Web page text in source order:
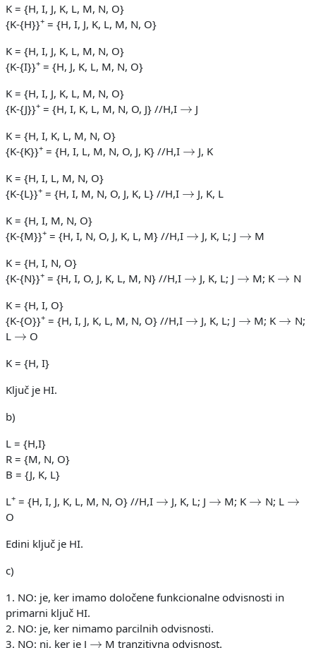
K = {H, I, J, K, L, M, N, O}
{K-{H}}+ = {H, I, J, K, L, M, N, O}
K = {H, I, J, K, L, M, N, O}
{K-{I}}+ = {H, J, K, L, M, N, O}
K = {H, I, J, K, L, M, N, O}
{K-{J}}+ = {H, I, K, L, M, N, O, J} //H,I
J
K = {H, I, K, L, M, N, O}
{K-{K}}+ = {H, I, L, M, N, O, J, K} //H,I
J, K
K = {H, I, L, M, N, O}
{K-{L}}+ = {H, I, M, N, O, J, K, L} //H,I
J, K, L
K = {H, I, M, N, O}
{K-{M}}+ = {H, I, N, O, J, K, L, M} //H,I J, K, L; J
M
K = {H, I, N, O}
{K-{N}}+ = {H, I, O, J, K, L, M, N} //H,I J, K, L; J M; K
N
K = {H, I, O}
{K-{O}}+ = {H, I, J, K, L, M, N, O} //H,I J, K, L; J M; K
N;
L → O
K = {H, I}
Ključ je HI.
b)
L = {H,I}
R = {M, N, O}
B = {J, K, L}
L+ = {H, I, J, K, L, M, N, O} //H,I J, K, L; J M; K N; L
O
Edini ključ je HI.
c)
1. NO: je, ker imamo določene funkcionalne odvisnosti in
primarni ključ HI.
2. NO: je, ker nimamo parcilnih odvisnosti.
3. NO: ni, ker je J → M tranzitivna odvisnost.